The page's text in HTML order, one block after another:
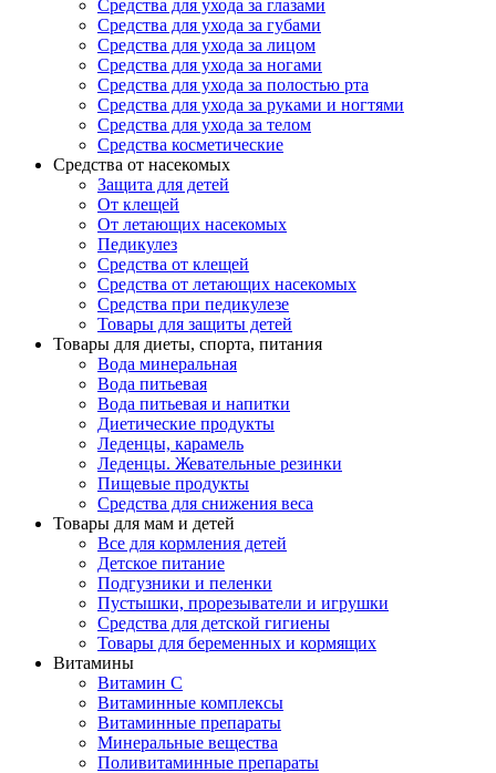
Средства для ухода за глазами
Средства для ухода за губами
Средства для ухода за лицом
Средства для ухода за ногами
Средства для ухода за полостью рта
Средства для ухода за руками и ногтями
Средства для ухода за телом
Средства косметические
Средства от насекомых
Защита для детей
От клещей
От летающих насекомых
Педикулез
Средства от клещей
Средства от летающих насекомых
Средства при педикулезе
Товары для защиты детей
Товары для диеты, спорта, питания
Вода минеральная
Вода питьевая
Вода питьевая и напитки
Диетические продукты
Леденцы, карамель
Леденцы. Жевательные резинки
Пищевые продукты
Средства для снижения веса
Товары для мам и детей
Все для кормления детей
Детское питание
Подгузники и пеленки
Пустышки, прорезыватели и игрушки
Средства для детской гигиены
Товары для беременных и кормящих
Витамины
Витамин С
Витаминные комплексы
Витаминные препараты
Минеральные вещества
Поливитаминные препараты